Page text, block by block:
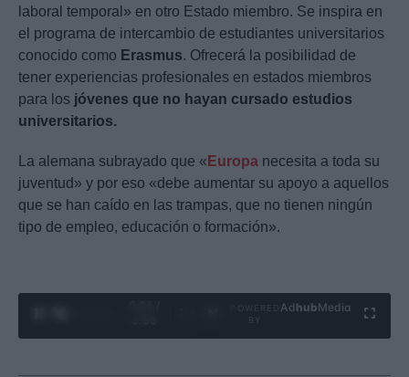
laboral temporal» en otro Estado miembro. Se inspira en
el programa de intercambio de estudiantes universitarios
conocido como Erasmus. Ofrecerá la posibilidad de
tener experiencias profesionales en estados miembros
para los jóvenes que no hayan cursado estudios
universitarios.
La alemana subrayado que « Europa necesita a toda su
juventud» y por eso «debe aumentar su apoyo a aquellos
que se han caído en las trampas, que no tienen ningún
tipo de empleo, educación o formación».
Ad hubMedia